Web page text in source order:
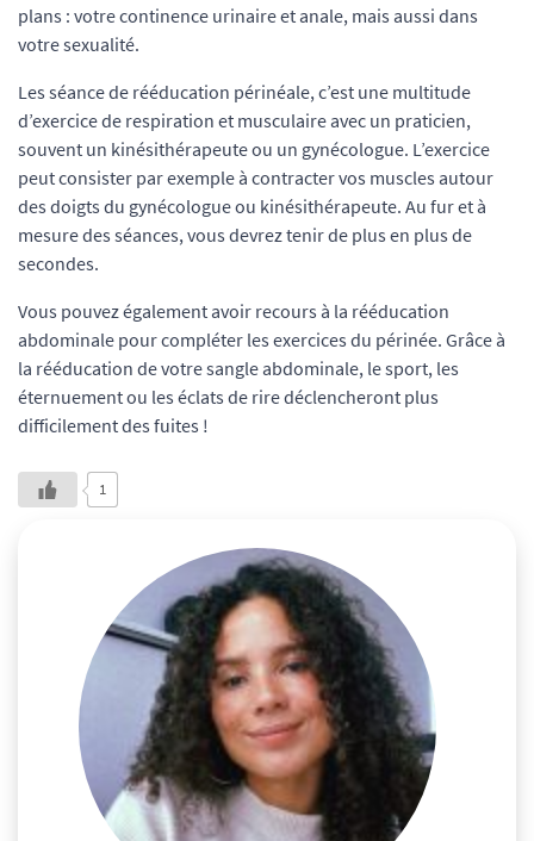
plans : votre continence urinaire et anale, mais aussi dans
votre sexualité.
Les séance de rééducation périnéale, c’est une multitude
d’exercice de respiration et musculaire avec un praticien,
souvent un kinésithérapeute ou un gynécologue. L’exercice
peut consister par exemple à contracter vos muscles autour
des doigts du gynécologue ou kinésithérapeute. Au fur et à
mesure des séances, vous devrez tenir de plus en plus de
secondes.
Vous pouvez également avoir recours à la rééducation
abdominale pour compléter les exercices du périnée. Grâce à
la rééducation de votre sangle abdominale, le sport, les
éternuement ou les éclats de rire déclencheront plus
difficilement des fuites !
1